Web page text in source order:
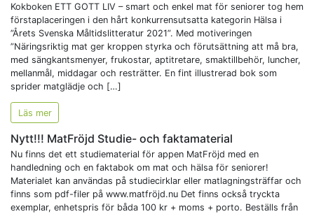
Kokboken ETT GOTT LIV – smart och enkel mat för seniorer tog hem
förstaplaceringen i den hårt konkurrensutsatta kategorin Hälsa i
”Årets Svenska Måltidslitteratur 2021”. Med motiveringen
”Näringsriktig mat ger kroppen styrka och förutsättning att må bra,
med sängkantsmenyer, frukostar, aptitretare, smaktillbehör, luncher,
mellanmål, middagar och resträtter. En fint illustrerad bok som
sprider matglädje och […]
Läs mer
Nytt!!! MatFröjd Studie- och faktamaterial
Nu finns det ett studiematerial för appen MatFröjd med en
handledning och en faktabok om mat och hälsa för seniorer!
Materialet kan användas på studiecirklar eller matlagningsträffar och
finns som pdf-filer på www.matfröjd.nu Det finns också tryckta
exemplar, enhetspris för båda 100 kr + moms + porto. Beställs från